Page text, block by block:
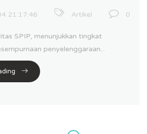
21:17:46 Artikel 0
SPIP, menunjukkan tingkat
penyelenggaraan...